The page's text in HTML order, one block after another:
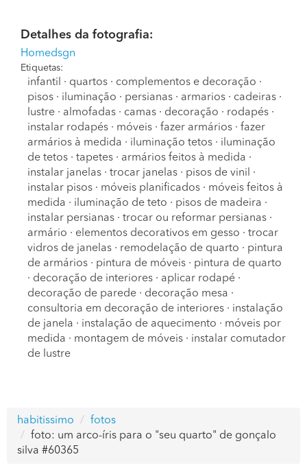
Detalhes da fotografia:
Homedsgn
Etiquetas:
infantil · quartos · complementos e decoração ·
pisos · iluminação · persianas · armarios · cadeiras ·
lustre · almofadas · camas · decoração · rodapés ·
instalar rodapés · móveis · fazer armários · fazer
armários à medida · iluminação tetos · iluminação
de tetos · tapetes · armários feitos à medida ·
instalar janelas · trocar janelas · pisos de vinil
·
instalar pisos · móveis planificados · móveis feitos à
medida · iluminação de teto · pisos de madeira ·
instalar persianas · trocar ou reformar persianas ·
armário · elementos decorativos em gesso · trocar
vidros de janelas · remodelação de quarto · pintura
de armários · pintura de móveis · pintura de quarto
· decoração de interiores · aplicar rodapé ·
decoração de parede · decoração mesa ·
consultoria em decoração de interiores · instalação
de janela · instalação de aquecimento · móveis por
medida · montagem de móveis · instalar comutador
de lustre
habitissimo
fotos
foto: um arco-íris para o "seu quarto" de gonçalo
silva #60365